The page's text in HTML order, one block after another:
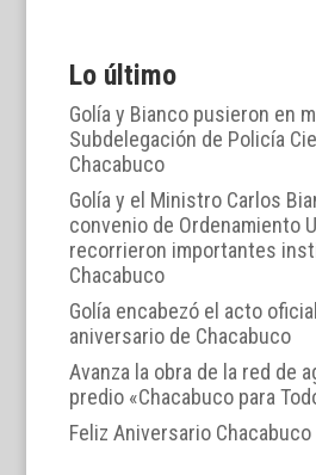
Lo último
Golía y Bianco pusieron en
Subdelegación de Policía
Chacabuco
Golía y el Ministro Carlos
convenio de Ordenamiento
recorrieron importantes
Chacabuco
Golía encabezó el acto
aniversario de Chacabuco
Avanza la obra de la red de
predio «Chacabuco para
Feliz Aniversario Chacabuco